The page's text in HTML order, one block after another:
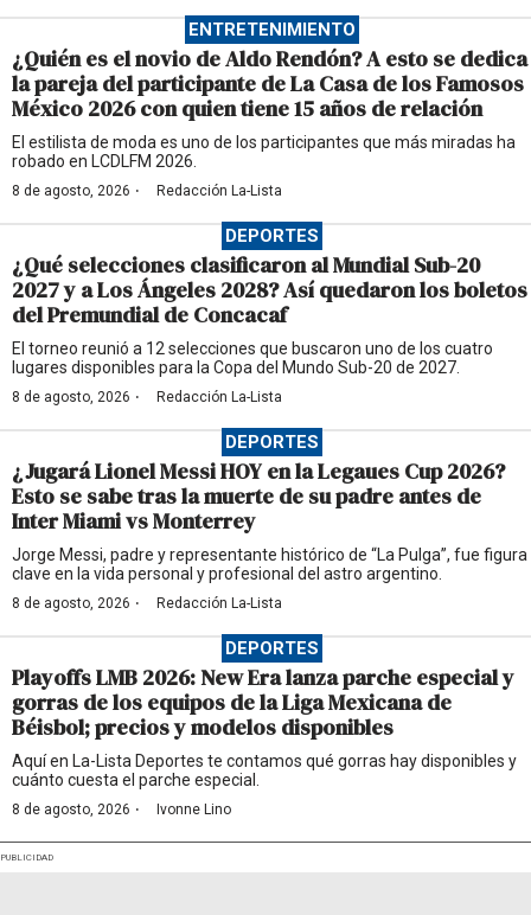
ENTRETENIMIENTO
¿Quién es el novio de Aldo Rendón? A esto se dedica
la pareja del participante de La Casa de los Famosos
México 2026 con quien tiene 15 años de relación
El estilista de moda es uno de los participantes que más miradas ha
robado en LCDLFM 2026.
8 de agosto, 2026 · Redacción La-Lista
DEPORTES
¿Qué selecciones clasificaron al Mundial Sub-20
2027 y a Los Ángeles 2028? Así quedaron los boletos
del Premundial de Concacaf
El torneo reunió a 12 selecciones que buscaron uno de los cuatro
lugares disponibles para la Copa del Mundo Sub-20 de 2027.
8 de agosto, 2026 · Redacción La-Lista
DEPORTES
¿Jugará Lionel Messi HOY en la Legaues Cup 2026?
Esto se sabe tras la muerte de su padre antes de
Inter Miami vs Monterrey
Jorge Messi, padre y representante histórico de “La Pulga”, fue figura
clave en la vida personal y profesional del astro argentino.
8 de agosto, 2026 · Redacción La-Lista
DEPORTES
Playoffs LMB 2026: New Era lanza parche especial y
gorras de los equipos de la Liga Mexicana de
Béisbol; precios y modelos disponibles
Aquí en La-Lista Deportes te contamos qué gorras hay disponibles y
cuánto cuesta el parche especial.
8 de agosto, 2026 · Ivonne Lino
PUBLICIDAD